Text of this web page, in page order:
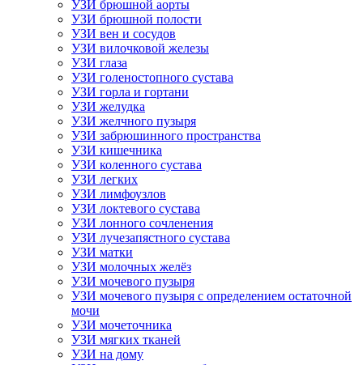
УЗИ брюшной аорты
УЗИ брюшной полости
УЗИ вен и сосудов
УЗИ вилочковой железы
УЗИ глаза
УЗИ голеностопного сустава
УЗИ горла и гортани
УЗИ желудка
УЗИ желчного пузыря
УЗИ забрюшинного пространства
УЗИ кишечника
УЗИ коленного сустава
УЗИ легких
УЗИ лимфоузлов
УЗИ локтевого сустава
УЗИ лонного сочленения
УЗИ лучезапястного сустава
УЗИ матки
УЗИ молочных желёз
УЗИ мочевого пузыря
УЗИ мочевого пузыря с определением остаточной
мочи
УЗИ мочеточника
УЗИ мягких тканей
УЗИ на дому